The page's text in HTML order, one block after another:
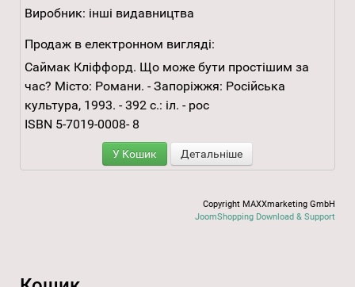
Виробник: інші видавництва
Продаж в електронном вигляді:
Саймак Кліффорд. Що може бути простішим за
час? Місто: Романи. - Запоріжжя: Російська
культура, 1993. - 392 с.: іл. - рос
ISBN 5-7019-0008- 8
У Кошик Детальніше
Copyright MAXXmarketing GmbH
JoomShopping Download & Support